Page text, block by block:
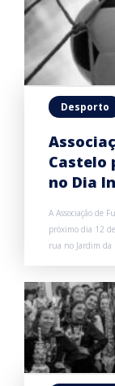
Desporto
Castelo
no Dia
A Associação de
próximo dia 12
rua no Jardim da